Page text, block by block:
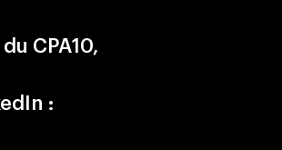
CPA10,
: